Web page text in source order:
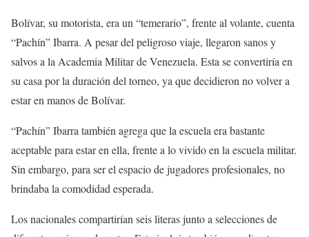
Bolívar, su motorista, era un “temerario”, frente al volante, cuenta
“Pachín” Ibarra. A pesar del peligroso viaje, llegaron sanos y
salvos a la Academia Militar de Venezuela. Esta se convertiría en
su casa por la duración del torneo, ya que decidieron no volver a
estar en manos de Bolívar.
“Pachín” Ibarra también agrega que la escuela era bastante
aceptable para estar en ella, frente a lo vivido en la escuela militar.
Sin embargo, para ser el espacio de jugadores profesionales, no
brindaba la comodidad esperada.
Los nacionales compartirían seis literas junto a selecciones de